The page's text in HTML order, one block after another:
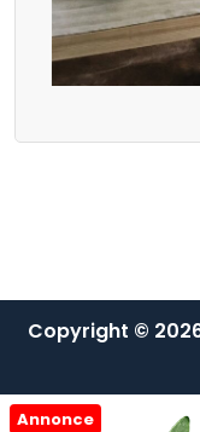
Copyright ©
Annonce